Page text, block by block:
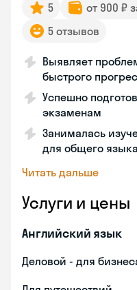
5 от 900 ₽
5 отзывов
Выявляет
быстрого
Успешно
экзаменам
Занималась
для общего языка
Читать дальше
Услуги и цены
Английский язык
Деловой - для